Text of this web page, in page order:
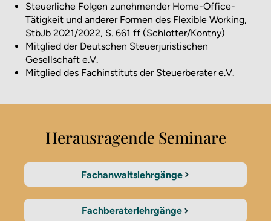
Steuerliche Folgen zunehmender Home-Office-
Tätigkeit und anderer Formen des Flexible Working,
StbJb 2021/2022, S. 661 ff (Schlotter/Kontny)
Mitglied der Deutschen Steuerjuristischen
Gesellschaft e.V.
Mitglied des Fachinstituts der Steuerberater e.V.
Herausragende Seminare
Fachanwaltslehrgänge
Fachberaterlehrgänge